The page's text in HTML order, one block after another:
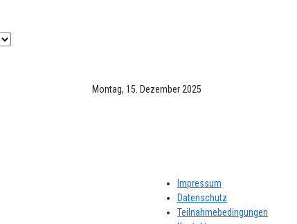
Montag, 15. Dezember 2025
Impressum
Datenschutz
Teilnahmebedingungen